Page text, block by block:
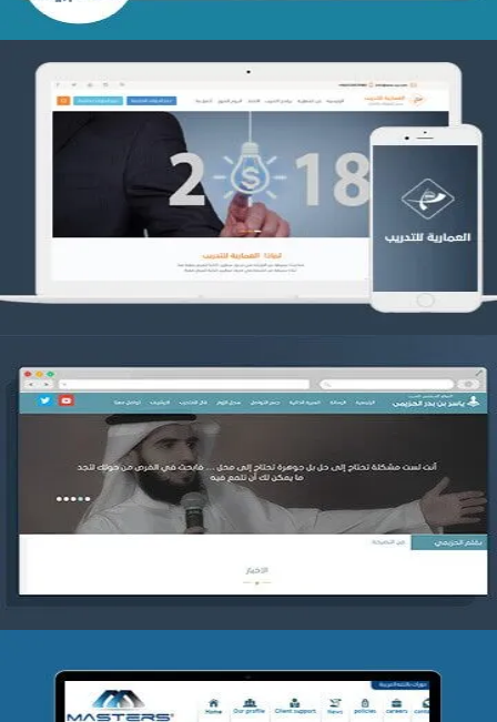
تصميم العمارية للتدريب
التفاصيل
موقع ياسر بن بدر الحزيمي
التفاصيل